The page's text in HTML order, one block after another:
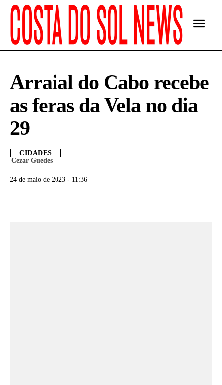
Arraial do Cabo recebe
as feras da Vela no dia
29
CIDADES
Cezar Guedes
24 de maio de 2023 - 11:36